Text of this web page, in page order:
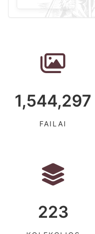
1,544,297
FAILAI
223